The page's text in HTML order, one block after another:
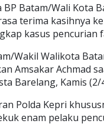
BP Batam/Wali Kota
terima kasihnya
kasus pencurian
Wakil Walikota
Amsakar Achmad
Barelang, Kamis (2/
Polda Kepri
enam pelaku